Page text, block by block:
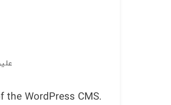
WordPress CMS.